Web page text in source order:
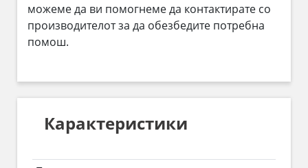
можеме да ви помогнеме да контактирате со
производителот за да обезбедите потребна
помош.
Карактеристики